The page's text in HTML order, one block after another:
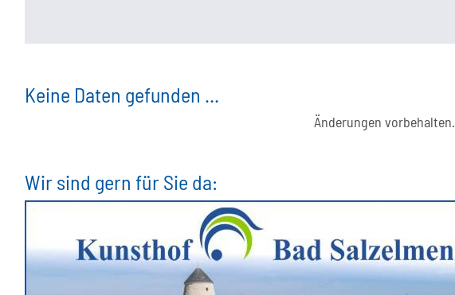
Keine Daten gefunden ...
Änderungen vorbehalten.
Wir sind gern für Sie da: